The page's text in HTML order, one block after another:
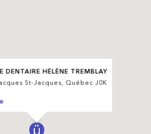
DENTAIRE HÉLÈNE TREMBLAY
St-Jacques, Québec J0K